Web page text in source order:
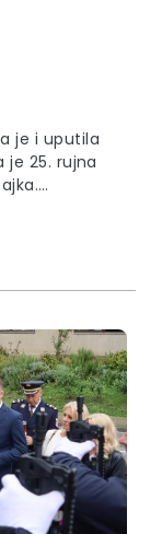
je i uputila
je 25. rujna
županije